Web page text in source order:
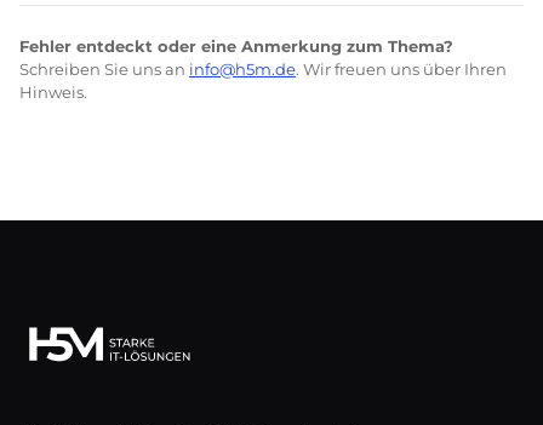
Fehler entdeckt oder eine Anmerkung zum Thema?
Schreiben Sie uns an info@h5m.de. Wir freuen uns über Ihren
Hinweis.